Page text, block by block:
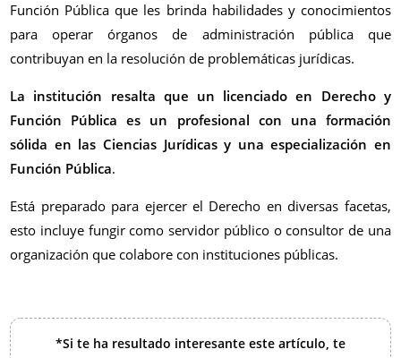
Función Pública que les brinda habilidades y conocimientos
para operar órganos de administración pública que
contribuyan en la resolución de problemáticas jurídicas.
La institución resalta que un licenciado en Derecho y
Función Pública es un profesional con una formación
sólida en las Ciencias Jurídicas y una especialización en
Función Pública.
Está preparado para ejercer el Derecho en diversas facetas,
esto incluye fungir como servidor público o consultor de una
organización que colabore con instituciones públicas.
*Si te ha resultado interesante este artículo, te